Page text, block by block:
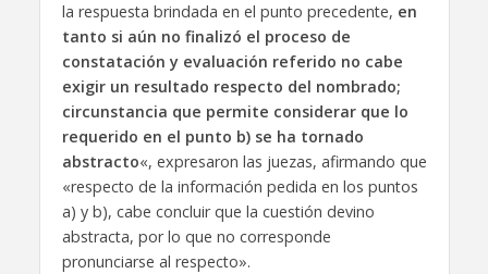
la respuesta brindada en el punto precedente, en
tanto si aún no finalizó el proceso de
constatación y evaluación referido no cabe
exigir un resultado respecto del nombrado;
circunstancia que permite considerar que lo
requerido en el punto b) se ha tornado
abstracto«, expresaron las juezas, afirmando que
«respecto de la información pedida en los puntos
a) y b), cabe concluir que la cuestión devino
abstracta, por lo que no corresponde
pronunciarse al respecto».